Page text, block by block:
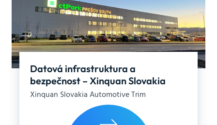
Datová infrastruktura a
bezpečnost – Xinquan Slovakia
Xinquan Slovakia Automotive Trim